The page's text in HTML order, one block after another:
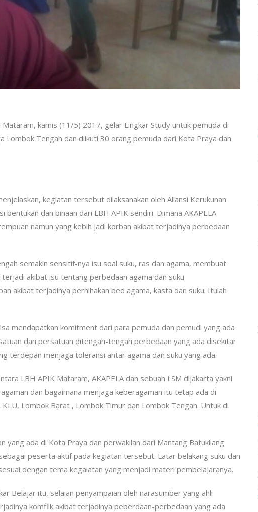
kamis (11/5) 2017, gelar Lingkar Study untuk pemuda di
Lombok Tengah dan diikuti 30 orang pemuda dari Kota Praya dan
kegiatan tersebut dilaksanakan oleh Aliansi Kerukunan
dan binaan dari LBH APIK sendiri. Dimana AKAPELA
namun yang kebih jadi korban akibat terjadinya perbedaan
semakin sensitif-nya isu soal suku, ras dan agama, membuat
akibat isu tentang perbedaan agama dan suku
akibat terjadinya pernihakan bed agama, kasta dan suku. Itulah
mendapatkan komitment dari para pemuda dan pemudi yang ada
dan persatuan ditengah-tengah perbedaan yang ada disekitar
terdepan menjaga toleransi antar agama dan suku yang ada.
LBH APIK Mataram, AKAPELA dan sebuah LSM dijakarta yakni
dan bagaimana menjaga keberagaman itu tetap ada di
Lombok Barat , Lombok Timur dan Lombok Tengah. Untuk di
yang ada di Kota Praya dan perwakilan dari Mantang Batukliang
peserta aktif pada kegiatan tersebut. Latar belakang suku dan
dengan tema kegaiatan yang menjadi materi pembelajaranya.
Belajar itu, selaian penyampaian oleh narasumber yang ahli
komflik akibat terjadinya peberdaan-perbedaan yang ada